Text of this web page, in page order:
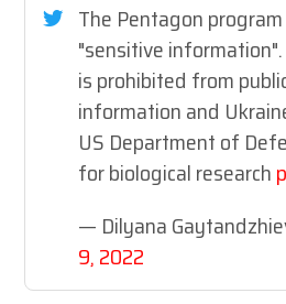
The Pentagon
"sensitive
is prohibited from
information and
US Department of
for biological research
— Dilyana
9, 2022